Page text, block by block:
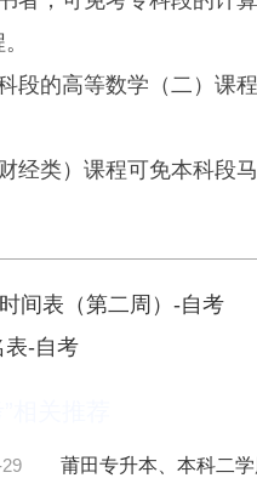
的高等数学（二）课
类）课程可免本科段马
间表（第二周）-自考
表-自考